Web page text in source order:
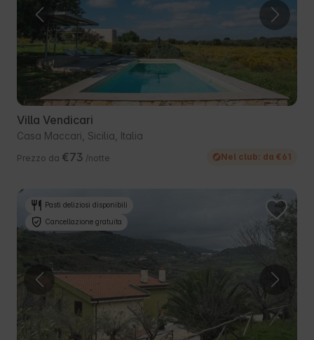
Villa Vendicari
Casa Maccari, Sicilia, Italia
Prezzo da €73 /notte Nel club: da €61
Pasti deliziosi disponibili
Cancellazione gratuita